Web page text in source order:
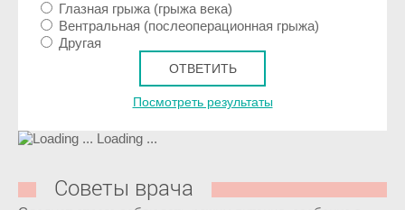
Глазная грыжа (грыжа века)
Вентральная (послеоперационная грыжа)
Другая
Посмотреть результаты
Loading ...
Советы врача